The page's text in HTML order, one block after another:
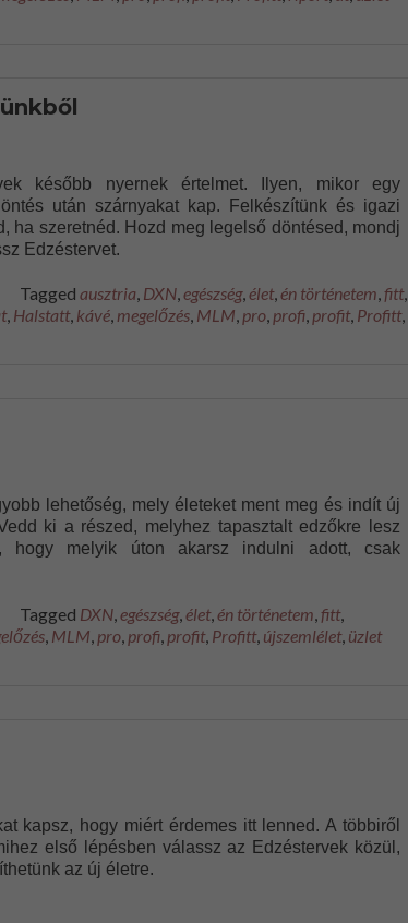
később nyernek értelmet. Ilyen, mikor egy
után szárnyakat kap. Felkészítünk és igazi
ha szeretnéd. Hozd meg legelső döntésed, mondj
Edzéstervet.
Tagged ausztria, DXN,egészség,élet,én történetem,fitt,
, Halstatt, kávé, megelőzés, MLM, pro, profi, profit, Profitt,
lehetőség, mely életeket ment meg és indít új
ki a részed, melyhez tapasztalt edzőkre lesz
hogy melyik úton akarsz indulni adott, csak
Tagged DXN,egészség,élet,én történetem,fitt,
, MLM, pro, profi, profit, Profitt, újszemlélet, üzlet
kapsz, hogy miért érdemes itt lenned. A többiről
első lépésben válassz az Edzéstervek közül,
az új életre.